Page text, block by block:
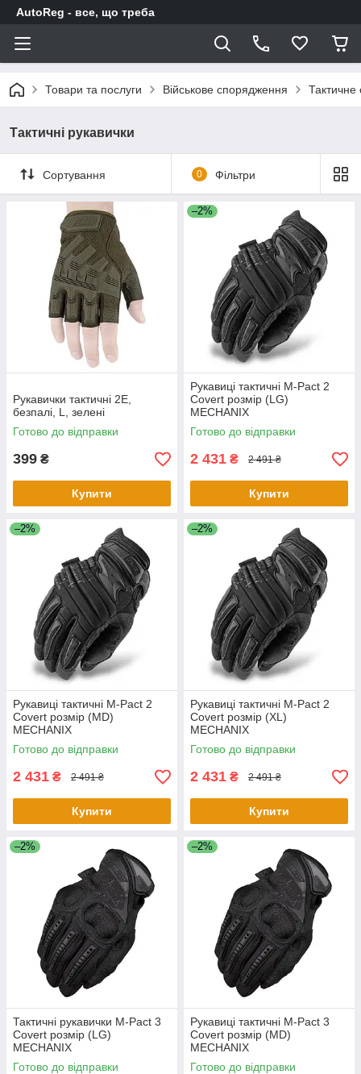
AutoReg - все, що треба
Товари та послуги Військове спорядження
Тактичні рукавички
Сортування 0 Фільтри
Рукавички тактичні 2E,
безпалі, L, зелені
Готово до відправки
399 ₴
Купити
–2%
Рукавиці тактичні M-Pact 2
Covert розмір (LG)
MECHANIX
Готово до відправки
2 431 ₴ 2 491 ₴
Купити
–2%
Рукавиці тактичні M-Pact 2
Covert розмір (MD)
MECHANIX
Готово до відправки
2 431 ₴ 2 491 ₴
Купити
–2%
Рукавиці тактичні M-Pact 2
Covert розмір (XL)
MECHANIX
Готово до відправки
2 431 ₴ 2 491 ₴
Купити
–2%
Тактичні рукавички M-Pact 3
Covert розмір (LG)
MECHANIX
Готово до відправки
–2%
Рукавиці тактичні M-Pact 3
Covert розмір (MD)
MECHANIX
Готово до відправки